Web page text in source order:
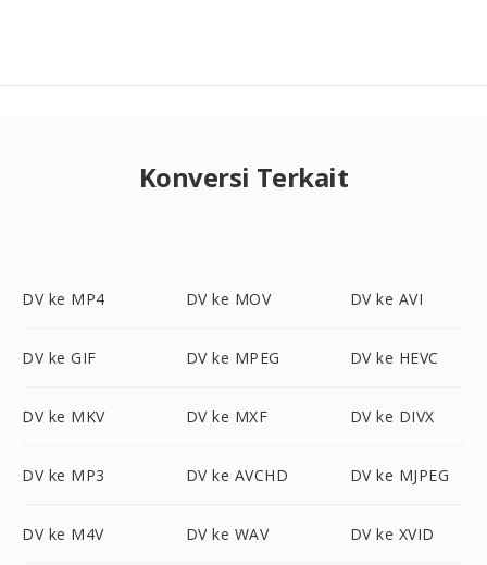
Konversi Terkait
DV ke MP4 DV ke MOV DV ke AVI
DV ke GIF DV ke MPEG DV ke HEVC
DV ke MKV DV ke MXF DV ke DIVX
DV ke MP3 DV ke AVCHD DV ke MJPEG
DV ke M4V DV ke WAV DV ke XVID